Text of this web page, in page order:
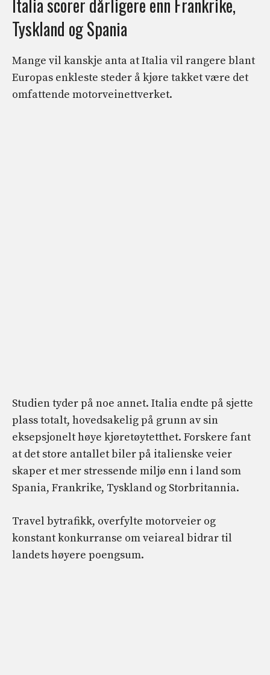
Tyskland og Spania
Mange vil kanskje anta at Italia vil rangere blant
Europas enkleste steder å kjøre takket være det
omfattende motorveinettverket.
Studien tyder på noe annet. Italia endte på sjette
plass totalt, hovedsakelig på grunn av sin
eksepsjonelt høye kjøretøytetthet. Forskere fant
at det store antallet biler på italienske veier
skaper et mer stressende miljø enn i land som
Spania, Frankrike, Tyskland og Storbritannia.
Travel bytrafikk, overfylte motorveier og
konstant konkurranse om veiareal bidrar til
landets høyere poengsum.